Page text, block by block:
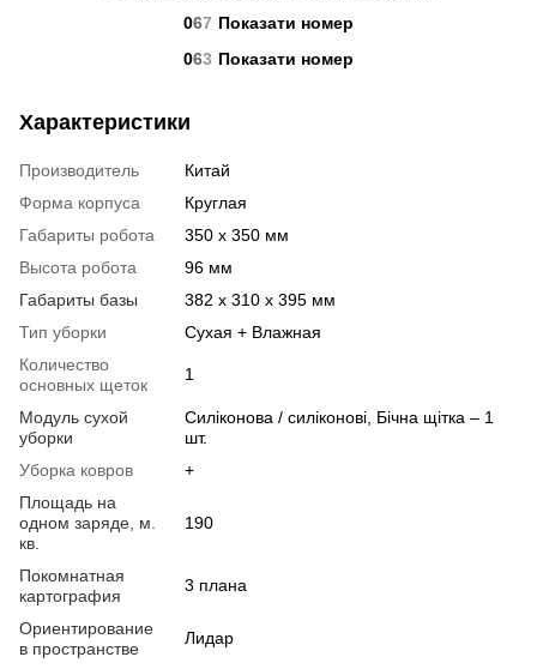
067 Показати номер
063 Показати номер
Характеристики
Производитель
Китай
Форма корпуса
Круглая
Габариты робота
350 х 350 мм
Высота робота
96 мм
Габариты базы
382 х 310 х 395 мм
Тип уборки
Сухая + Влажная
Количество
основных щеток
1
Модуль сухой
уборки
Силіконова / силіконові, Бічна щітка – 1
шт.
Уборка ковров
+
Площадь на
одном заряде, м.
кв.
190
Покомнатная
картография
3 плана
Ориентирование
в пространстве
Лидар